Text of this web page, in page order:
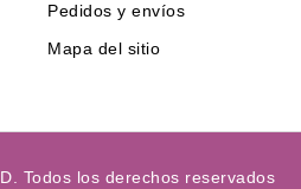
Pedidos y envíos
Mapa del sitio
Todos los derechos reservados